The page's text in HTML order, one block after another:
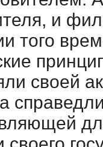
и
того
своей